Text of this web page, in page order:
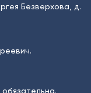
Безверхова, д.